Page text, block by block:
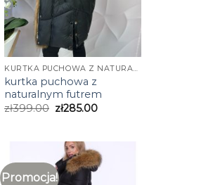
KURTKA PUCHOWA Z NATURALNYM FUTREM
kurtka puchowa z
naturalnym futrem
zł399.00 zł285.00
Promocja!